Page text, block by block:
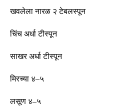
खवलेला नारळ २ टेबलस्पून
चिंच अर्धा टीस्पून
साखर अर्धा टीस्पून
मिरच्या ४–५
लसूण ४–५